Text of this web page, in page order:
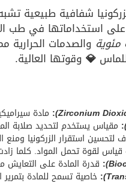
شفافية طبيعية
استخداماتها في طب
والصدمات الحرارية
💎 وقوتها العالية.
: مادة
: مقياس يستخدم لتحديد صلابة
لتحسين استقرار الزركونيا ومنع
لقوة تحمل المواد. كلما
: قدرة المادة على
: خاصية تسمح للمادة